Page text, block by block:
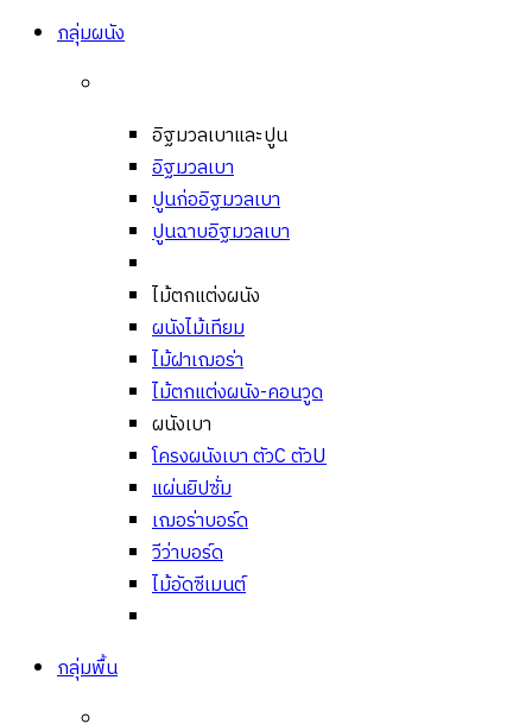
กลุ่มผนัง
อิฐมวลเบาและปูน
อิฐมวลเบา
ปูนก่ออิฐมวลเบา
ปูนฉาบอิฐมวลเบา
ไม้ตกแต่งผนัง
ผนังไม้เทียม
ไม้ฝาเฌอร่า
ไม้ตกแต่งผนัง-คอนวูด
ผนังเบา
โครงผนังเบา ตัวC ตัวU
แผ่นยิปซั่ม
เฌอร่าบอร์ด
วีว่าบอร์ด
ไม้อัดซีเมนต์
กลุ่มพื้น